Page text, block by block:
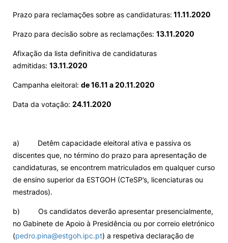
Prazo para reclamações sobre as candidaturas: 11.11.2020
Prazo para decisão sobre as reclamações: 13.11.2020
Afixação da lista definitiva de candidaturas
admitidas: 13.11.2020
Campanha eleitoral: de 16.11 a 20.11.2020
Data da votação: 24.11.2020
a) Detêm capacidade eleitoral ativa e passiva os
discentes que, no término do prazo para apresentação de
candidaturas, se encontrem matriculados em qualquer curso
de ensino superior da ESTGOH (CTeSP’s, licenciaturas ou
mestrados).
b) Os candidatos deverão apresentar presencialmente,
no Gabinete de Apoio à Presidência ou por correio eletrónico
(pedro.pina@estgoh.ipc.pt) a respetiva declaração de